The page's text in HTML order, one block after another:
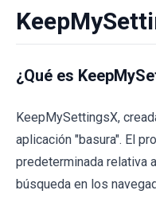
¿Qué es
KeepMySettingsX,
aplicación "basura". El
predeterminada relativa
búsqueda en los